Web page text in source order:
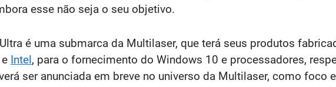
esse não seja o seu objetivo.
é uma submarca da Multilaser, que terá seus produtos
Intel, para o fornecimento do Windows 10 e processadores,
ser anunciada em breve no universo da Multilaser, como foco